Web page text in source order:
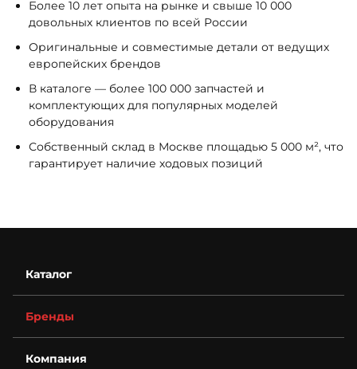
Более 10 лет опыта на рынке и свыше 10 000
довольных клиентов по всей России
Оригинальные и совместимые детали от ведущих
европейских брендов
В каталоге — более 100 000 запчастей и
комплектующих для популярных моделей
оборудования
Собственный склад в Москве площадью 5 000 м², что
гарантирует наличие ходовых позиций
Каталог
Бренды
Компания